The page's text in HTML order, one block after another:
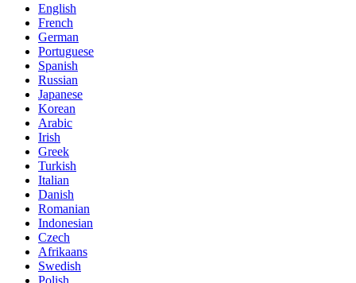
English
French
German
Portuguese
Spanish
Russian
Japanese
Korean
Arabic
Irish
Greek
Turkish
Italian
Danish
Romanian
Indonesian
Czech
Afrikaans
Swedish
Polish